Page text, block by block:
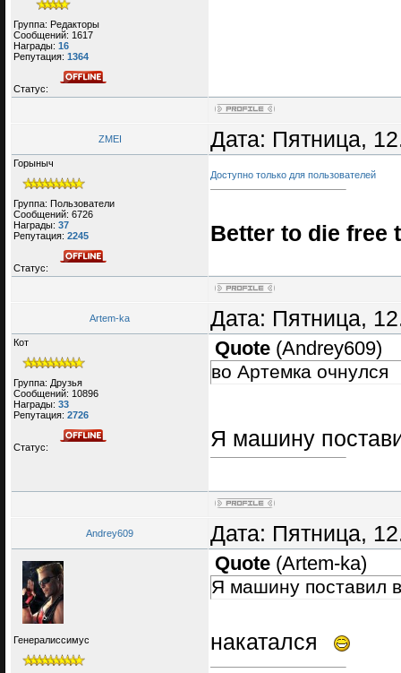
Группа: Редакторы
Сообщений: 1617
Награды: 16
Репутация: 1364
Статус:
ZMEI Дата: Пятница,
Горыныч
Группа: Пользователи
Сообщений: 6726
Награды: 37
Репутация: 2245
Статус:
Доступно только для пользователей
Better to die free
Artem-ka Дата: Пятница,
Кот
Группа: Друзья
Сообщений: 10896
Награды: 33
Репутация: 2726
Статус:
Quote (Andrey609)
во Артемка очнулся
Я машину
Andrey609 Дата: Пятница,
Генералиссимус
Quote (Artem-ka)
Я машину поставил
накатался